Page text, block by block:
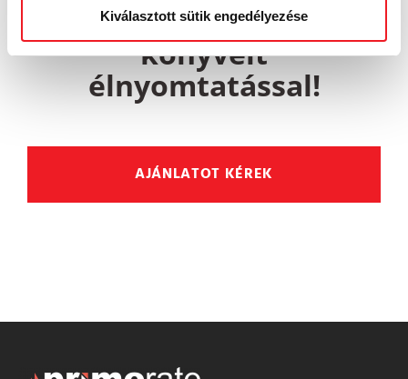
Kiválasztott sütik engedélyezése
Tegye különlegessé
könyveit
élnyomtatással!​
AJÁNLATOT KÉREK